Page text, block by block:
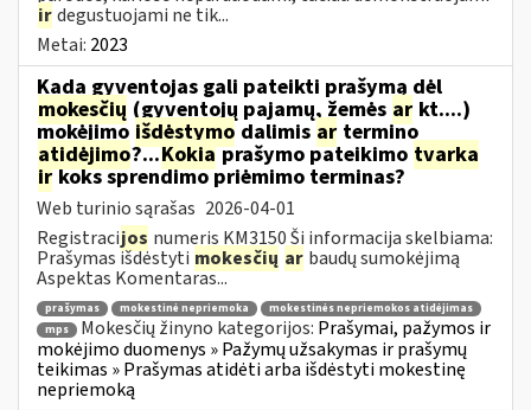
irdegustuojami ne tik...
Metai: 2023
Kada gyventojas gali pateikti prašymą dėl
mokesčių (gyventojų pajamų, žemės ar kt....)
mokėjimo išdėstymo dalimis ar termino
atidėjimo?...Kokiaprašymo pateikimo tvarka
irkoks sprendimo priėmimo terminas?
Web turinio sąrašas 2026-04-01
Registracijos numeris KM3150 Ši informacija skelbiama:
Prašymas išdėstyti mokesčių ar baudų sumokėjimą
Aspektas Komentaras...
prašymas mokestinė nepriemoka
mokestinės nepriemokos atidėjimas
mps
Mokesčių žinyno kategorijos: Prašymai, pažymos ir
mokėjimo duomenys » Pažymų užsakymas ir prašymų
teikimas » Prašymas atidėti arba išdėstyti mokestinę
nepriemoką